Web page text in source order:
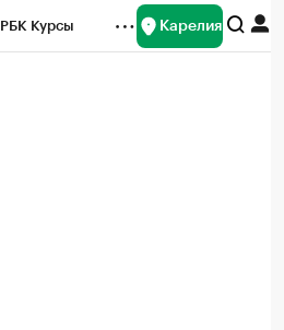
РБК Курсы Карелия